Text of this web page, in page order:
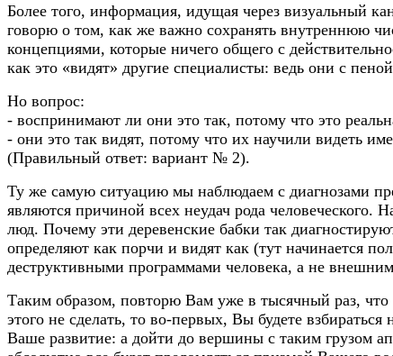
Более того, информация, идущая через визуальный
говорю о том, как же важно сохранять внутреннюю
концепциями, которые ничего общего с
как это «видят» другие специалисты: ведь они с
Но вопрос:
- воспринимают ли они это так, потому что это
- они это так видят, потому что их научили видеть
(Правильный ответ: вариант № 2).
Ту же самую ситуацию мы наблюдаем с диагнозами
являются причиной всех неудач рода
люд. Почему эти деревенские бабки так
определяют как порчи и видят как (тут начинается
деструктивными программами человека, а не
Таким образом, повторю Вам уже в тысячный раз, что
этого не сделать, то во-первых, Вы будете
Ваше развитие: а дойти до вершины с таким грузом